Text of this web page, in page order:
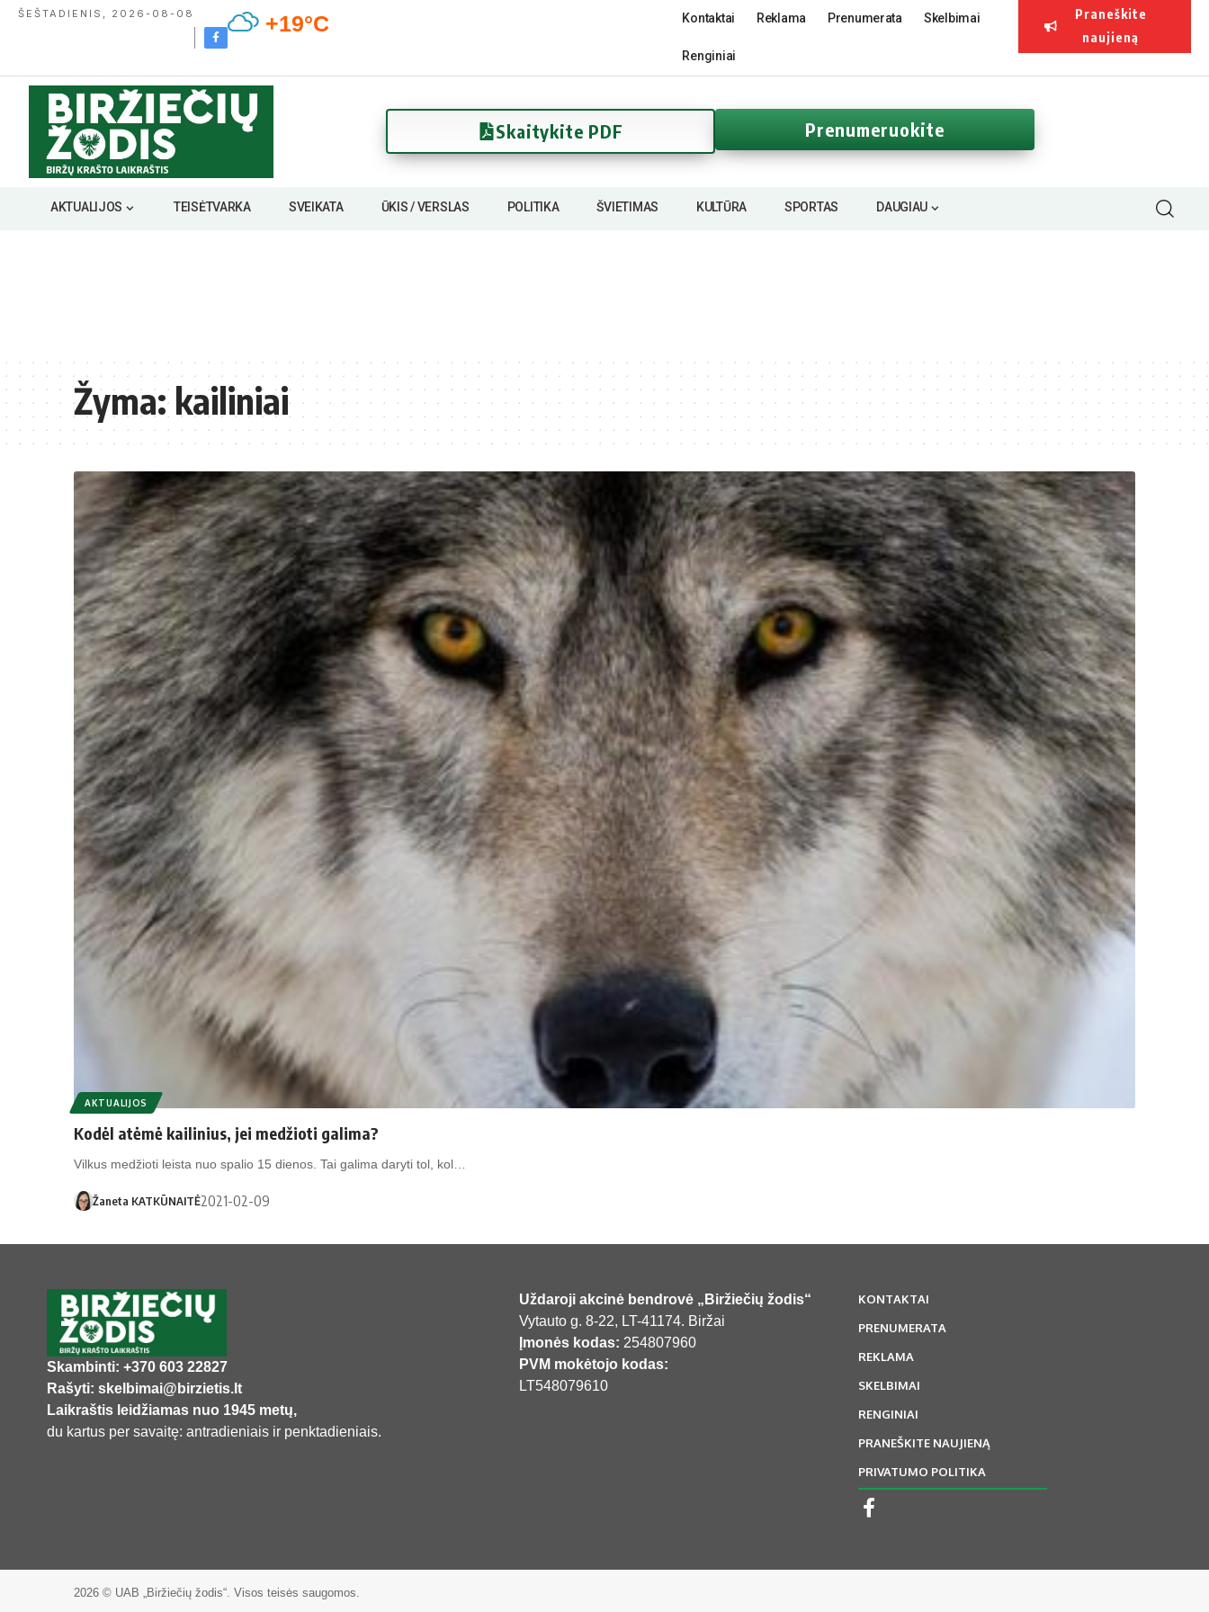
ŠEŠTADIENIS, 2026-08-08 +19°C Kontaktai Reklama Prenumerata Skelbimai
Renginiai
Praneškite
naujieną
Skaitykite PDF Prenumeruokite
AKTUALIJOS TEISĖTVARKA SVEIKATA ŪKIS / VERSLAS POLITIKA ŠVIETIMAS KULTŪRA SPORTAS DAUGIAU
Žyma:kailiniai
AKTUALIJOS
Kodėl atėmė kailinius, jei medžioti galima?
Vilkus medžioti leista nuo spalio 15 dienos. Tai galima daryti tol, kol…
Žaneta KATKŪNAITĖ2021-02-09
Skambinti: +370 603 22827
Rašyti: skelbimai@birzietis.lt
Laikraštis leidžiamas nuo 1945 metų,
du kartus per savaitę: antradieniais ir penktadieniais.
Uždaroji akcinė bendrovė „Biržiečių žodis“
Vytauto g. 8-22, LT-41174. Biržai
Įmonės kodas: 254807960
PVM mokėtojo kodas:
LT548079610
KONTAKTAI
PRENUMERATA
REKLAMA
SKELBIMAI
RENGINIAI
PRANEŠKITE NAUJIENĄ
PRIVATUMO POLITIKA
2026 © UAB „Biržiečių žodis“. Visos teisės saugomos.